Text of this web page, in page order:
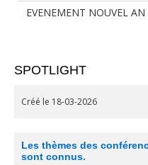
EVENEMENT NOUVEL
SPOTLIGHT
Créé le 18-03-2026
Les thèmes des
sont connus.